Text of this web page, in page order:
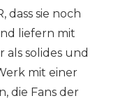
dass sie noch
liefern mit
als solides und
mit einer
die Fans der